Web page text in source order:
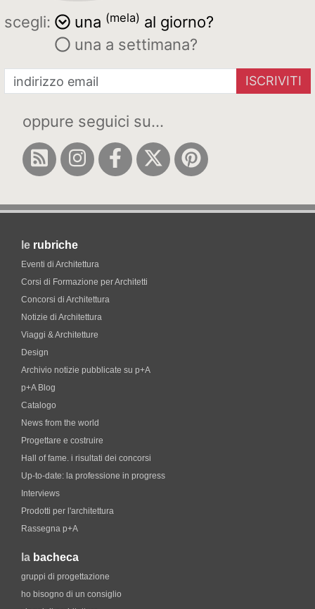
scegli: una (mela) al giorno?
una a settimana?
ISCRIVITI
oppure seguici su...
le rubriche
Eventi di Architettura
Corsi di Formazione per Architetti
Concorsi di Architettura
Notizie di Architettura
Viaggi & Architetture
Design
Archivio notizie pubblicate su p+A
p+A Blog
Catalogo
News from the world
Progettare e costruire
Hall of fame. i risultati dei concorsi
Up-to-date: la professione in progress
Interviews
Prodotti per l'architettura
Rassegna p+A
la bacheca
gruppi di progettazione
ho bisogno di un consiglio